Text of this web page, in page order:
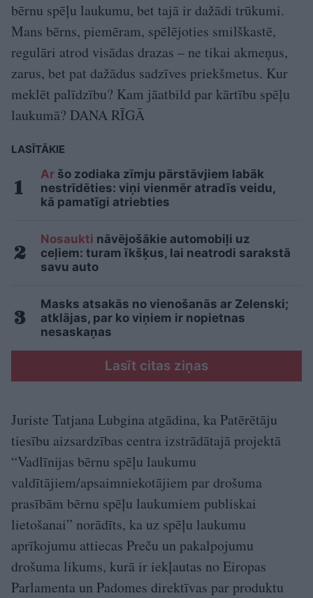
bērnu spēļu laukumu, bet tajā ir dažādi trūkumi.
Mans bērns, piemēram, spēlējoties smilškastē,
regulāri atrod visādas drazas – ne tikai akmeņus,
zarus, bet pat dažādus sadzīves priekšmetus. Kur
meklēt palīdzību? Kam jāatbild par kārtību spēļu
laukumā? DANA RĪGĀ
LASĪTĀKIE
Ar šo zodiaka zīmju pārstāvjiem labāk
nestrīdēties: viņi vienmēr atradīs veidu,
kā pamatīgi atriebties
Nosaukti nāvējošākie automobiļi uz
ceļiem: turam īkšķus, lai neatrodi sarakstā
savu auto
Masks atsakās no vienošanās ar Zelenski;
atklājas, par ko viņiem ir nopietnas
nesaskaņas
Lasīt citas ziņas
Juriste Tatjana Lubgina atgādina, ka Patērētāju
tiesību aizsardzības centra izstrādātajā projektā
“Vadlīnijas bērnu spēļu laukumu
valdītājiem/apsaimniekotājiem par drošuma
prasībām bērnu spēļu laukumiem publiskai
lietošanai” norādīts, ka uz spēļu laukumu
aprīkojumu attiecas Preču un pakalpojumu
drošuma likums, kurā ir iekļautas no Eiropas
Parlamenta un Padomes direktīvas par produktu